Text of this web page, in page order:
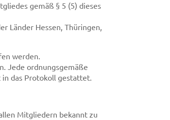
gemäß § 5 (5) dieses
Länder Hessen, Thüringen,
werden.
Jede ordnungsgemäße
das Protokoll gestattet.
Mitgliedern bekannt zu